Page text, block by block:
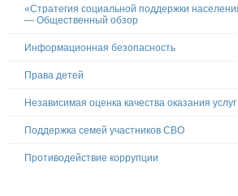
«Стратегия социальной поддержки
— Общественный обзор
Информационная безопасность
Права детей
Независимая оценка качества оказания услуг
Поддержка семей участников СВО
Противодействие коррупции